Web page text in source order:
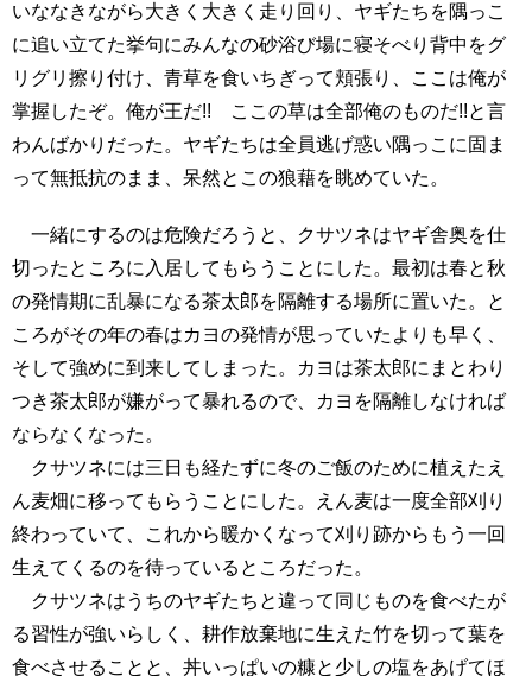
いななきながら大きく大きく走り回り、ヤギたちを隅っこ
に追い立てた挙句にみんなの砂浴び場に寝そべり背中をグ
リグリ擦り付け、青草を食いちぎって頬張り、ここは俺が
掌握したぞ。俺が王だ!! ここの草は全部俺のものだ!!と言
わんばかりだった。ヤギたちは全員逃げ惑い隅っこに固ま
って無抵抗のまま、呆然とこの狼藉を眺めていた。
一緒にするのは危険だろうと、クサツネはヤギ舎奥を仕
切ったところに入居してもらうことにした。最初は春と秋
の発情期に乱暴になる茶太郎を隔離する場所に置いた。と
ころがその年の春はカヨの発情が思っていたよりも早く、
そして強めに到来してしまった。カヨは茶太郎にまとわり
つき茶太郎が嫌がって暴れるので、カヨを隔離しなければ
ならなくなった。
クサツネには三日も経たずに冬のご飯のために植えたえ
ん麦畑に移ってもらうことにした。えん麦は一度全部刈り
終わっていて、これから暖かくなって刈り跡からもう一回
生えてくるのを待っているところだった。
クサツネはうちのヤギたちと違って同じものを食べたが
る習性が強いらしく、耕作放棄地に生えた竹を切って葉を
食べさせることと、丼いっぱいの糠と少しの塩をあげてほ